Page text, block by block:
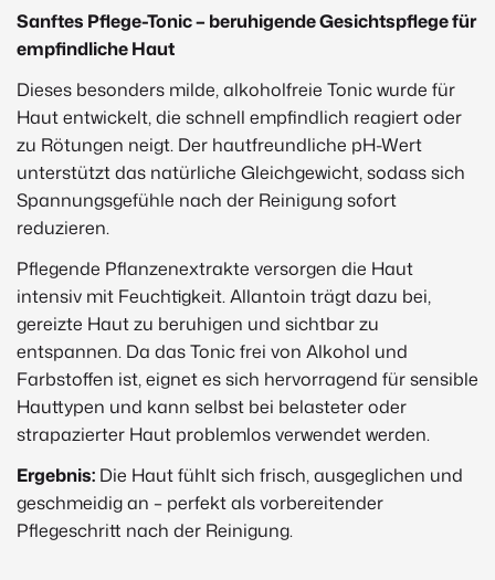
Beschreibung
Sanftes Pflege-Tonic – beruhigende Gesichtspflege für
empfindliche Haut
Dieses besonders milde, alkoholfreie Tonic wurde für
Haut entwickelt, die schnell empfindlich reagiert oder
zu Rötungen neigt. Der hautfreundliche pH-Wert
unterstützt das natürliche Gleichgewicht, sodass sich
Spannungsgefühle nach der Reinigung sofort
reduzieren.
Pflegende Pflanzenextrakte versorgen die Haut
intensiv mit Feuchtigkeit. Allantoin trägt dazu bei,
gereizte Haut zu beruhigen und sichtbar zu
entspannen. Da das Tonic frei von Alkohol und
Farbstoffen ist, eignet es sich hervorragend für sensible
Hauttypen und kann selbst bei belasteter oder
strapazierter Haut problemlos verwendet werden.
Ergebnis: Die Haut fühlt sich frisch, ausgeglichen und
geschmeidig an – perfekt als vorbereitender
Pflegeschritt nach der Reinigung.